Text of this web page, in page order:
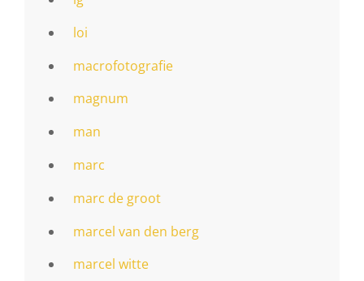
loi
macrofotografie
magnum
man
marc
marc de groot
marcel van den berg
marcel witte